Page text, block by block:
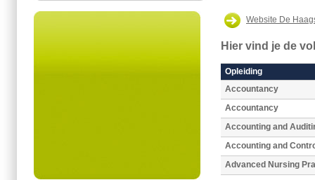
Website De
Hier vind je de
Opleiding
Accountancy
Accountancy
Accounting and
Accounting and
Advanced Nursing